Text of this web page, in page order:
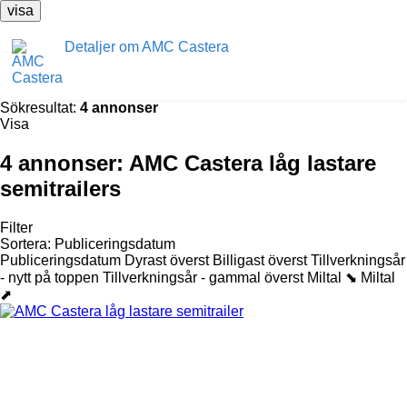
visa
Detaljer om AMC Castera
Sökresultat: 4 annonser
Visa
4 annonser: AMC Castera låg lastare
semitrailers
Filter
Sortera: Publiceringsdatum
Publiceringsdatum Dyrast överst Billigast överst Tillverkningsår
- nytt på toppen Tillverkningsår - gammal överst Miltal ⬊ Miltal
⬈